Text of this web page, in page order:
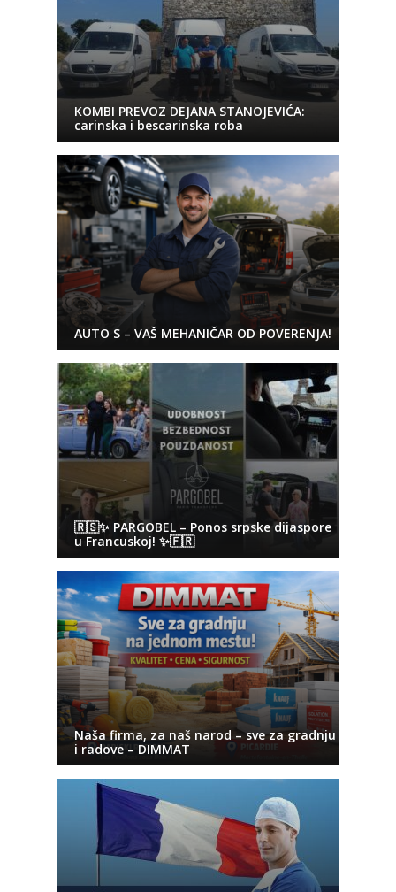
KOMBI PREVOZ DEJANA STANOJEVIĆA:
carinska i bescarinska roba
AUTO S – VAŠ MEHANIČAR OD POVERENJA!
🇷🇸✨ PARGOBEL – Ponos srpske dijaspore
u Francuskoj! ✨🇫🇷
Naša firma, za naš narod – sve za gradnju
i radove – DIMMAT